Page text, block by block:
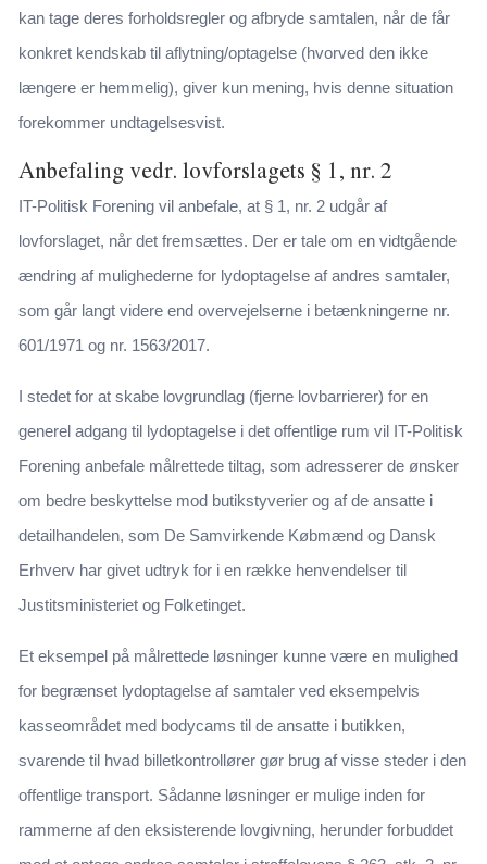
kan tage deres forholdsregler og afbryde samtalen, når de får
konkret kendskab til aflytning/optagelse (hvorved den ikke
længere er hemmelig), giver kun mening, hvis denne situation
forekommer undtagelsesvist.
Anbefaling vedr. lovforslagets § 1, nr. 2
IT-Politisk Forening vil anbefale, at § 1, nr. 2 udgår af
lovforslaget, når det fremsættes. Der er tale om en vidtgående
ændring af mulighederne for lydoptagelse af andres samtaler,
som går langt videre end overvejelserne i betænkningerne nr.
601/1971 og nr. 1563/2017.
I stedet for at skabe lovgrundlag (fjerne lovbarrierer) for en
generel adgang til lydoptagelse i det offentlige rum vil IT-Politisk
Forening anbefale målrettede tiltag, som adresserer de ønsker
om bedre beskyttelse mod butikstyverier og af de ansatte i
detailhandelen, som De Samvirkende Købmænd og Dansk
Erhverv har givet udtryk for i en række henvendelser til
Justitsministeriet og Folketinget.
Et eksempel på målrettede løsninger kunne være en mulighed
for begrænset lydoptagelse af samtaler ved eksempelvis
kasseområdet med bodycams til de ansatte i butikken,
svarende til hvad billetkontrollører gør brug af visse steder i den
offentlige transport. Sådanne løsninger er mulige inden for
rammerne af den eksisterende lovgivning, herunder forbuddet